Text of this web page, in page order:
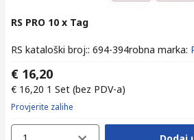
RS PRO 10 x Tag
RS kataloški broj:: 694-394robna marka:
€ 16,20
€ 16,20 1 Set (bez PDV-a)
Provjerite zalihe